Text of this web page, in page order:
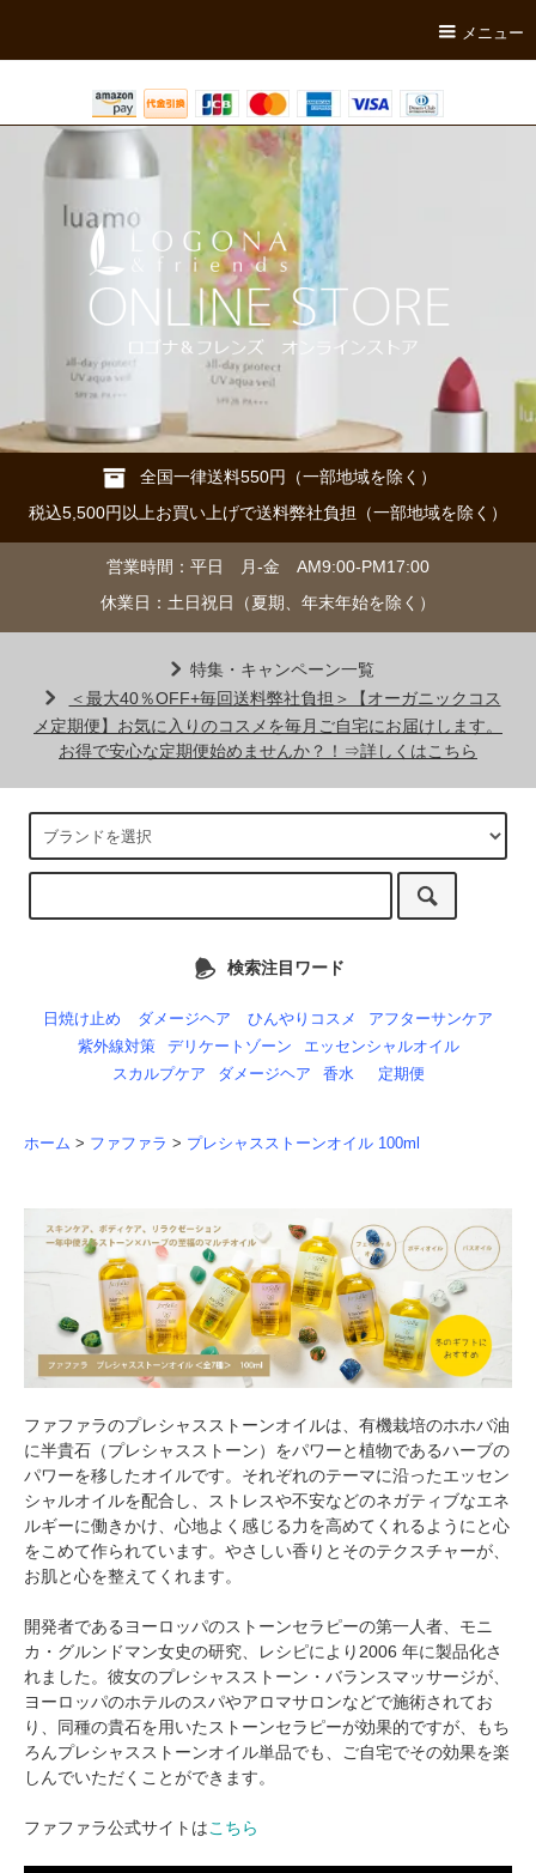
メニュー
全国一律送料550円（一部地域を除く）
税込5,500円以上お買い上げで送料弊社負担（一部地域を除く）
営業時間：平日 月-金 AM9:00-PM17:00
休業日：土日祝日（夏期、年末年始を除く）
特集・キャンペーン一覧
＜最大40％OFF+毎回送料弊社負担＞【オーガニックコス
メ定期便】お気に入りのコスメを毎月ご自宅にお届けします。
お得で安心な定期便始めませんか？！⇒詳しくはこちら
検索注目ワード
日焼け止め ダメージヘア ひんやりコスメ
アフターサンケア
紫外線対策
デリケートゾーン
エッセンシャルオイル
スカルプケア
ダメージヘア 香水 定期便
ホーム > ファファラ > プレシャスストーンオイル 100ml
ファファラのプレシャスストーンオイルは、有機栽培のホホバ油
に半貴石（プレシャスストーン）をパワーと植物であるハーブの
パワーを移したオイルです。それぞれのテーマに沿ったエッセン
シャルオイルを配合し、ストレスや不安などのネガティブなエネ
ルギーに働きかけ、心地よく感じる力を高めてくれるようにと心
をこめて作られています。やさしい香りとそのテクスチャーが、
お肌と心を整えてくれます。
開発者であるヨーロッパのストーンセラピーの第一人者、モニ
カ・グルンドマン女史の研究、レシピにより2006 年に製品化さ
れました。彼女のプレシャスストーン・バランスマッサージが、
ヨーロッパのホテルのスパやアロマサロンなどで施術されてお
り、同種の貴石を用いたストーンセラピーが効果的ですが、もち
ろんプレシャスストーンオイル単品でも、ご自宅でその効果を楽
しんでいただくことができます。
ファファラ公式サイトはこちら